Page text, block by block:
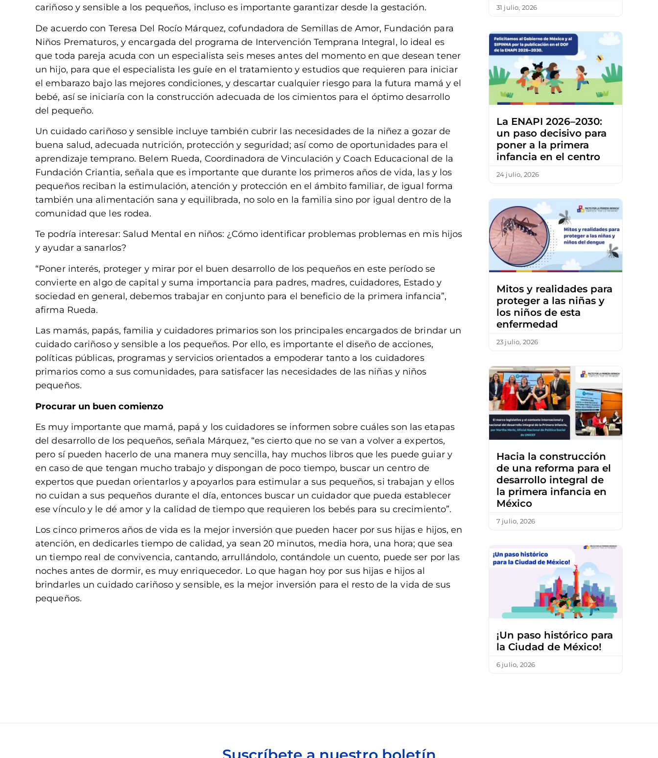
cariñoso y sensible a los pequeños, incluso es importante garantizar desde la gestación.
De acuerdo con Teresa Del Rocío Márquez, cofundadora de Semillas de Amor, Fundación para
Niños Prematuros, y encargada del programa de Intervención Temprana Integral, lo ideal es
que toda pareja acuda con un especialista seis meses antes del momento en que desean tener
un hijo, para que el especialista les guíe en el tratamiento y estudios que requieren para iniciar
el embarazo bajo las mejores condiciones, y descartar cualquier riesgo para la futura mamá y el
bebé, así se iniciaría con la construcción adecuada de los cimientos para el óptimo desarrollo
del pequeño.
Un cuidado cariñoso y sensible incluye también cubrir las necesidades de la niñez a gozar de
buena salud, adecuada nutrición, protección y seguridad; así como de oportunidades para el
aprendizaje temprano. Belem Rueda, Coordinadora de Vinculación y Coach Educacional de la
Fundación Criantia, señala que es importante que durante los primeros años de vida, las y los
pequeños reciban la estimulación, atención y protección en el ámbito familiar, de igual forma
también una alimentación sana y equilibrada, no solo en la familia sino por igual dentro de la
comunidad que les rodea.
Te podría interesar: Salud Mental en niños: ¿Cómo identificar problemas problemas en mis hijos
y ayudar a sanarlos?
“Poner interés, proteger y mirar por el buen desarrollo de los pequeños en este período se
convierte en algo de capital y suma importancia para padres, madres, cuidadores, Estado y
sociedad en general, debemos trabajar en conjunto para el beneficio de la primera infancia”,
afirma Rueda.
Las mamás, papás, familia y cuidadores primarios son los principales encargados de brindar un
cuidado cariñoso y sensible a los pequeños. Por ello, es importante el diseño de acciones,
políticas públicas, programas y servicios orientados a empoderar tanto a los cuidadores
primarios como a sus comunidades, para satisfacer las necesidades de las niñas y niños
pequeños.
Procurar un buen comienzo
Es muy importante que mamá, papá y los cuidadores se informen sobre cuáles son las etapas
del desarrollo de los pequeños, señala Márquez, “es cierto que no se van a volver a expertos,
pero sí pueden hacerlo de una manera muy sencilla, hay muchos libros que les puede guiar y
en caso de que tengan mucho trabajo y dispongan de poco tiempo, buscar un centro de
expertos que puedan orientarlos y apoyarlos para estimular a sus pequeños, si trabajan y ellos
no cuidan a sus pequeños durante el día, entonces buscar un cuidador que pueda establecer
ese vínculo y le dé amor y la calidad de tiempo que requieren los bebés para su crecimiento”.
Los cinco primeros años de vida es la mejor inversión que pueden hacer por sus hijas e hijos, en
atención, en dedicarles tiempo de calidad, ya sean 20 minutos, media hora, una hora; que sea
un tiempo real de convivencia, cantando, arrullándolo, contándole un cuento, puede ser por las
noches antes de dormir, es muy enriquecedor. Lo que hagan hoy por sus hijas e hijos al
brindarles un cuidado cariñoso y sensible, es la mejor inversión para el resto de la vida de sus
pequeños.
31 julio, 2026
La ENAPI 2026–2030:
un paso decisivo para
poner a la primera
infancia en el centro
24 julio, 2026
Mitos y realidades para
proteger a las niñas y
los niños de esta
enfermedad
23 julio, 2026
Hacia la construcción
de una reforma para el
desarrollo integral de
la primera infancia en
México
7 julio, 2026
¡Un paso histórico para
la Ciudad de México!
6 julio, 2026